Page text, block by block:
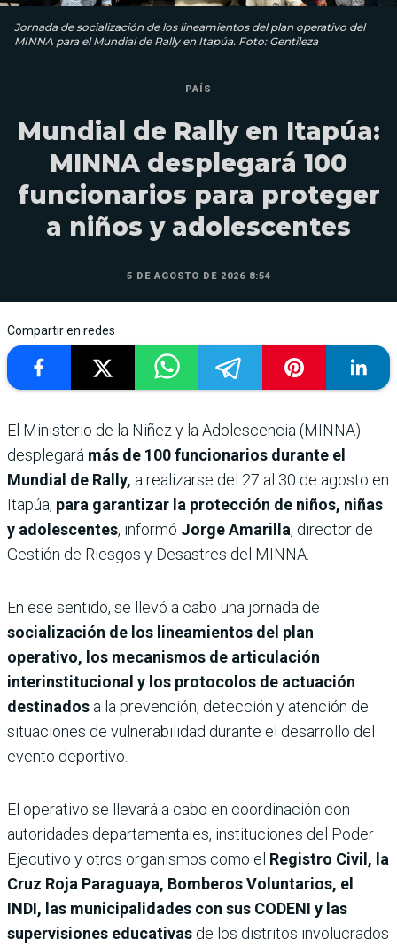
Jornada de socialización de los lineamientos del plan operativo del
MINNA para el Mundial de Rally en Itapúa. Foto: Gentileza
PAÍS
Mundial de Rally en Itapúa:
MINNA desplegará 100
funcionarios para proteger
a niños y adolescentes
5 DE AGOSTO DE 2026 8:54
Compartir en redes
El Ministerio de la Niñez y la Adolescencia (MINNA)
desplegará más de 100 funcionarios durante el
Mundial de Rally, a realizarse del 27 al 30 de agosto en
Itapúa, para garantizar la protección de niños, niñas
y adolescentes, informó Jorge Amarilla, director de
Gestión de Riesgos y Desastres del MINNA.
En ese sentido, se llevó a cabo una jornada de
socialización de los lineamientos del plan
operativo, los mecanismos de articulación
interinstitucional y los protocolos de actuación
destinados a la prevención, detección y atención de
situaciones de vulnerabilidad durante el desarrollo del
evento deportivo.
El operativo se llevará a cabo en coordinación con
autoridades departamentales, instituciones del Poder
Ejecutivo y otros organismos como el Registro Civil, la
Cruz Roja Paraguaya, Bomberos Voluntarios, el
INDI, las municipalidades con sus CODENI y las
supervisiones educativas de los distritos involucrados